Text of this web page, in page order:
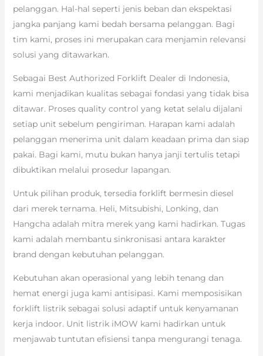
pelanggan. Hal-hal seperti jenis beban dan ekspektasi
jangka panjang kami bedah bersama pelanggan. Bagi
tim kami, proses ini merupakan cara menjamin relevansi
solusi yang ditawarkan.
Sebagai Best Authorized Forklift Dealer di Indonesia,
kami menjadikan kualitas sebagai fondasi yang tidak bisa
ditawar. Proses quality control yang ketat selalu dijalani
setiap unit sebelum pengiriman. Harapan kami adalah
pelanggan menerima unit dalam keadaan prima dan siap
pakai. Bagi kami, mutu bukan hanya janji tertulis tetapi
dibuktikan melalui prosedur lapangan.
Untuk pilihan produk, tersedia forklift bermesin diesel
dari merek ternama. Heli, Mitsubishi, Lonking, dan
Hangcha adalah mitra merek yang kami hadirkan. Tugas
kami adalah membantu sinkronisasi antara karakter
brand dengan kebutuhan pelanggan.
Kebutuhan akan operasional yang lebih tenang dan
hemat energi juga kami antisipasi. Kami memposisikan
forklift listrik sebagai solusi adaptif untuk kenyamanan
kerja indoor. Unit listrik iMOW kami hadirkan untuk
menjawab tuntutan efisiensi tanpa mengurangi tenaga.